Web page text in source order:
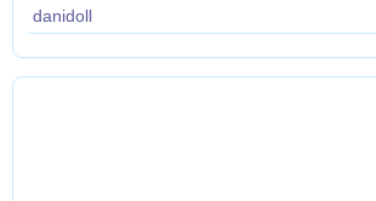
danidoll